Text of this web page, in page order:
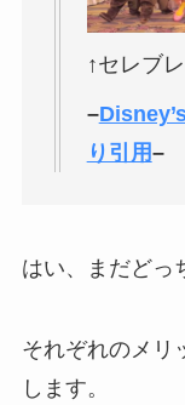
↑セレブ
–
り引用–
はい、まだどっ
それぞれのメリ
します。